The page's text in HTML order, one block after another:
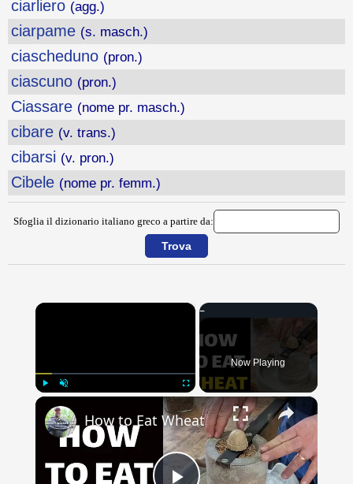
ciarliero (agg.)
ciarpame (s. masch.)
ciascheduno (pron.)
ciascuno (pron.)
Ciassare (nome pr. masch.)
cibare (v. trans.)
cibarsi (v. pron.)
Cibele (nome pr. femm.)
Sfoglia il dizionario italiano greco a partire da:
×
Fullscreen
Now Playing
×
How to Eat Wheat